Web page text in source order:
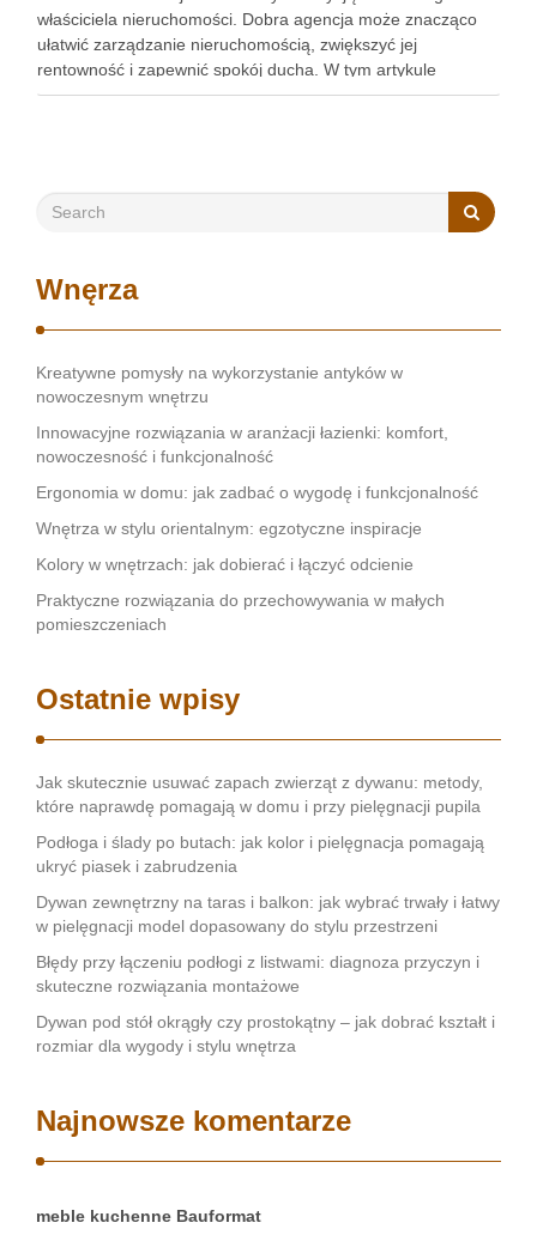
właściciela nieruchomości. Dobra agencja może znacząco
ułatwić zarządzanie nieruchomością, zwiększyć jej
rentowność i zapewnić spokój ducha. W tym artykule
przedstawimy, jak wybrać najlepszą agencję, szczególnie w
Wnęrza
Kreatywne pomysły na wykorzystanie antyków w
nowoczesnym wnętrzu
Innowacyjne rozwiązania w aranżacji łazienki: komfort,
nowoczesność i funkcjonalność
Ergonomia w domu: jak zadbać o wygodę i funkcjonalność
Wnętrza w stylu orientalnym: egzotyczne inspiracje
Kolory w wnętrzach: jak dobierać i łączyć odcienie
Praktyczne rozwiązania do przechowywania w małych
pomieszczeniach
Ostatnie wpisy
Jak skutecznie usuwać zapach zwierząt z dywanu: metody,
które naprawdę pomagają w domu i przy pielęgnacji pupila
Podłoga i ślady po butach: jak kolor i pielęgnacja pomagają
ukryć piasek i zabrudzenia
Dywan zewnętrzny na taras i balkon: jak wybrać trwały i łatwy
w pielęgnacji model dopasowany do stylu przestrzeni
Błędy przy łączeniu podłogi z listwami: diagnoza przyczyn i
skuteczne rozwiązania montażowe
Dywan pod stół okrągły czy prostokątny – jak dobrać kształt i
rozmiar dla wygody i stylu wnętrza
Najnowsze komentarze
meble kuchenne Bauformat